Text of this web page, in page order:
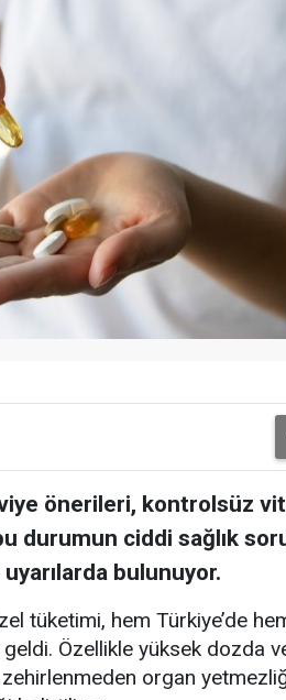
önerileri, kontrolsüz
durumun ciddi sağlık
bulunuyor.
tüketimi, hem Türkiye’de
Özellikle yüksek dozda
organ